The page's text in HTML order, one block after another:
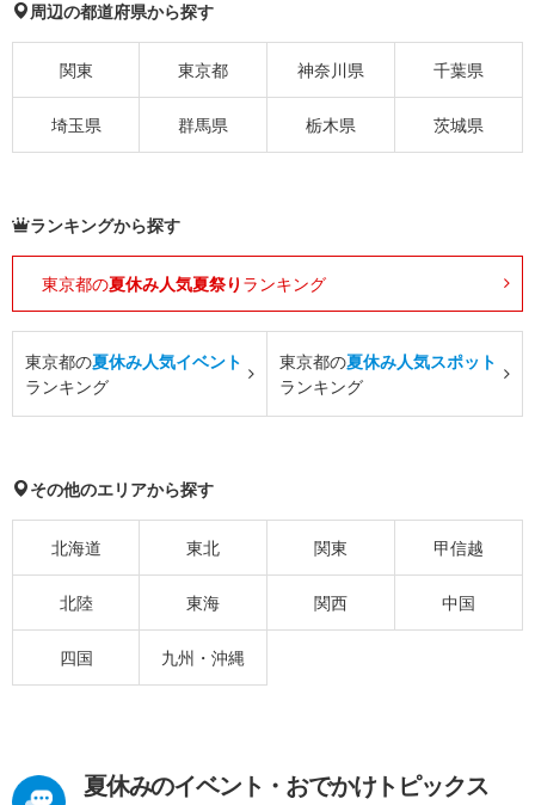
周辺の都道府県から探す
関東 東京都 神奈川県 千葉県
埼玉県 群馬県 栃木県 茨城県
ランキングから探す
東京都の夏休み人気夏祭り ランキング
東京都の夏休み人気イベント
ランキング
東京都の夏休み人気スポット
ランキング
その他のエリアから探す
北海道 東北 関東 甲信越
北陸 東海 関西 中国
四国 九州・沖縄
夏休みのイベント・おでかけトピックス